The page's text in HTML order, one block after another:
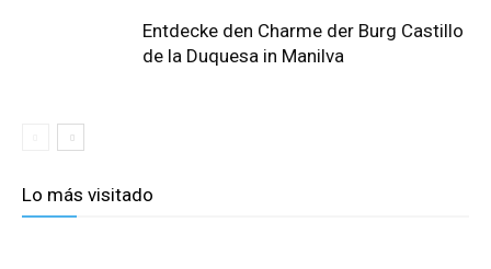
Entdecke den Charme der Burg Castillo
de la Duquesa in Manilva
Lo más visitado